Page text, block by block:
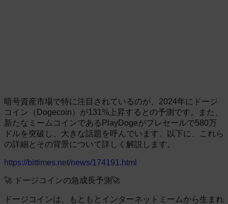
暗号資産市場で特に注目されているのが、2024年にドージ
コイン（Dogecoin）が131%上昇するとの予測です。また、
新たなミームコインであるPlayDogeがプレセールで580万
ドルを突破し、大きな話題を呼んでいます。以下に、これら
の詳細とその背景について詳しく解説します。
https://bittimes.net/news/174191.html
🚀 ドージコインの急成長予測🚀
ドージコインは、もともとインターネットミームから生まれ